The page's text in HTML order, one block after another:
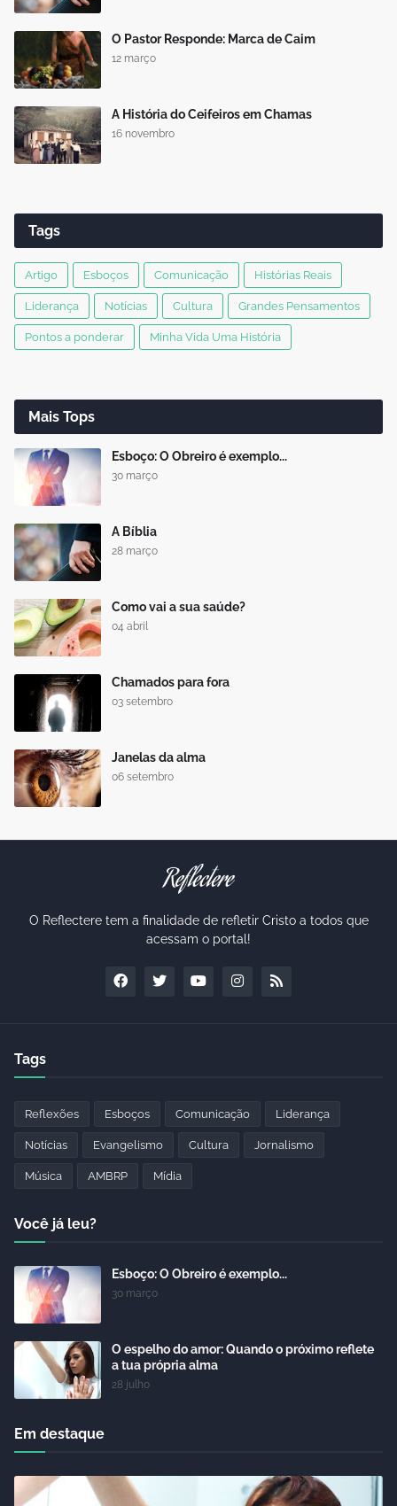
O Pastor Responde: Marca de Caim
12 março
A História do Ceifeiros em Chamas
16 novembro
Tags
Artigo Esboços Comunicação Histórias Reais
Liderança Notícias Cultura Grandes Pensamentos
Pontos a ponderar Minha Vida Uma História
Mais Tops
Esboço: O Obreiro é exemplo...
30 março
A Bíblia
28 março
Como vai a sua saúde?
04 abril
Chamados para fora
03 setembro
Janelas da alma
06 setembro
O Reflectere tem a finalidade de refletir Cristo a todos que
acessam o portal!
Tags
Reflexões Esboços Comunicação Liderança
Notícias Evangelismo Cultura Jornalismo
Música AMBRP Mídia
Você já leu?
Esboço: O Obreiro é exemplo...
30 março
O espelho do amor: Quando o próximo reflete
a tua própria alma
28 julho
Em destaque